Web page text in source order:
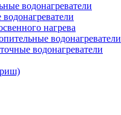
водонагреватели
нагрева
водонагреватели
водонагреватели